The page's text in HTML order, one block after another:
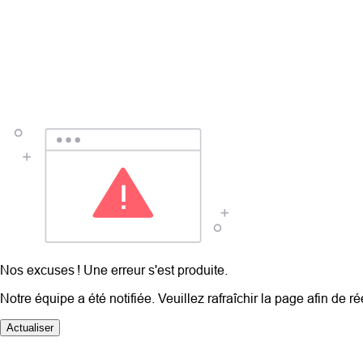
Nos excuses ! Une erreur s'est produite.
Notre équipe a été notifiée. Veuillez rafraîchir la page afin de
Actualiser